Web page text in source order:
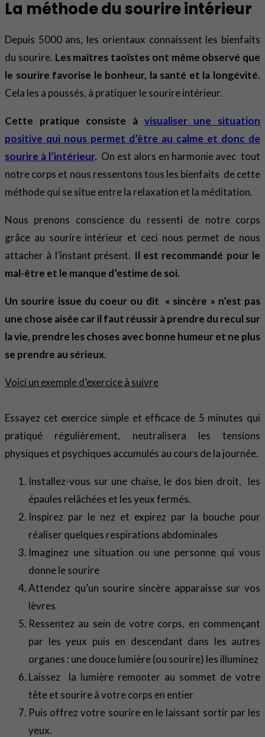
La méthode du sourire intérieur
Depuis 5000 ans, les orientaux connaissent les bienfaits
du sourire. Les maîtres taoïstes ont même observé que
le sourire favorise le bonheur, la santé et la longévité.
Cela les a poussés, à pratiquer le sourire intérieur.
Cette pratique consiste à visualiser une situation
positive qui nous permet d’être au calme et donc de
sourire à l’intérieur. On est alors en harmonie avec tout
notre corps et nous ressentons tous les bienfaits de cette
méthode qui se situe entre la relaxation et la méditation.
Nous prenons conscience du ressenti de notre corps
grâce au sourire intérieur et ceci nous permet de nous
attacher à l’instant présent. Il est recommandé pour le
mal-être et le manque d’estime de soi.
Un sourire issue du coeur ou dit « sincère » n’est pas
une chose aisée car il faut réussir à prendre du recul sur
la vie, prendre les choses avec bonne humeur et ne plus
se prendre au sérieux.
Voici un exemple d’exercice à suivre
Essayez cet exercice simple et efficace de 5 minutes qui
pratiqué régulièrement, neutralisera les tensions
physiques et psychiques accumulés au cours de la journée.
Installez-vous sur une chaise, le dos bien droit, les
épaules relâchées et les yeux fermés.
Inspirez par le nez et expirez par la bouche pour
réaliser quelques respirations abdominales
Imaginez une situation ou une personne qui vous
donne le sourire
Attendez qu’un sourire sincère apparaisse sur vos
lèvres
Ressentez au sein de votre corps, en commençant
par les yeux puis en descendant dans les autres
organes : une douce lumière (ou sourire) les illuminez
Laissez la lumière remonter au sommet de votre
tête et sourire à votre corps en entier
Puis offrez votre sourire en le laissant sortir par les
yeux.